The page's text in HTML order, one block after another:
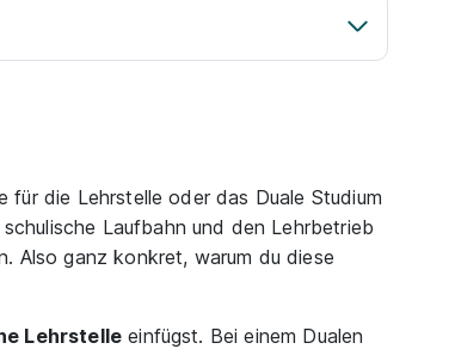
die Lehrstelle oder das Duale Studium
Laufbahn und den Lehrbetrieb
Also ganz konkret, warum du diese
Lehrstelle einfügst. Bei einem Dualen